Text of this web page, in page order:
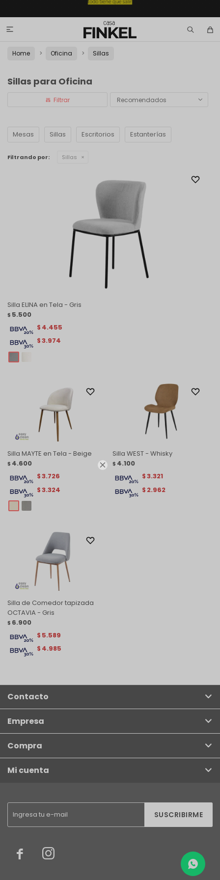


Home Oficina Sillas
Sillas para Oficina
Recomendados
Mesas Sillas Escritorios Estanterías
Filtrando por: Sillas
Silla ELINA en Tela - Gris
$ 5.500
$3.974
$ 4.455
Silla MAYTE en Tela - Beige
$ 4.600
$3.324
$3.726
Silla WEST - Whisky
$ 4.100
$ 2.962
$3.321
Silla de Comedor tapizada
OCTAVIA - Gris
$ 6.900
$ 4.985
$ 5.589
SUSCRIBIRME
 
Contacto
Empresa
Compra
Mi cuenta